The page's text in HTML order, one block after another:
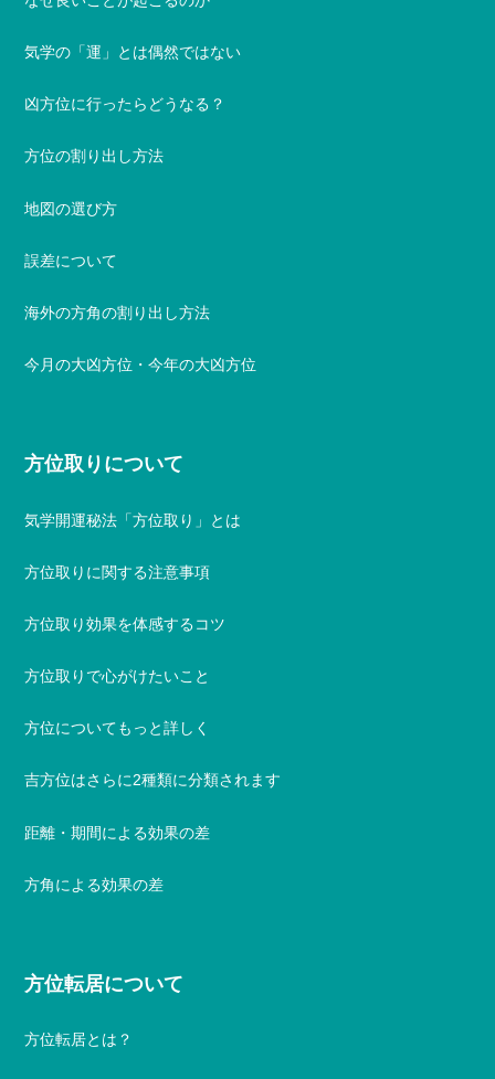
気学の「運」とは偶然ではない
凶方位に行ったらどうなる？
方位の割り出し方法
地図の選び方
誤差について
海外の方角の割り出し方法
今月の大凶方位・今年の大凶方位
方位取りについて
気学開運秘法「方位取り」とは
方位取りに関する注意事項
方位取り効果を体感するコツ
方位取りで心がけたいこと
方位についてもっと詳しく
吉方位はさらに2種類に分類されます
距離・期間による効果の差
方角による効果の差
方位転居について
方位転居とは？